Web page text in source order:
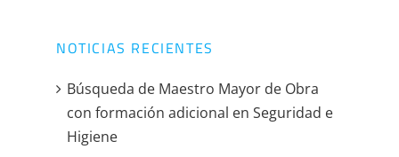
NOTICIAS RECIENTES
Búsqueda de Maestro Mayor de Obra
con formación adicional en Seguridad e
Higiene